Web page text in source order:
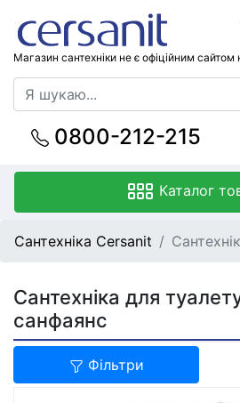
Магазин сантехніки не є офіційним сайтом
0800-212-215
Каталог
Сантехніка Cersanit
Сантехніка для
санфаянс
Фільтри